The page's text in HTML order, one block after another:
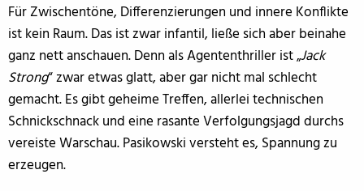
Für Zwischentöne, Differenzierungen und innere Konflikte
ist kein Raum. Das ist zwar infantil, ließe sich aber beinahe
ganz nett anschauen. Denn als Agententhriller ist „Jack
Strong“ zwar etwas glatt, aber gar nicht mal schlecht
gemacht. Es gibt geheime Treffen, allerlei technischen
Schnickschnack und eine rasante Verfolgungsjagd durchs
vereiste Warschau. Pasikowski versteht es, Spannung zu
erzeugen.